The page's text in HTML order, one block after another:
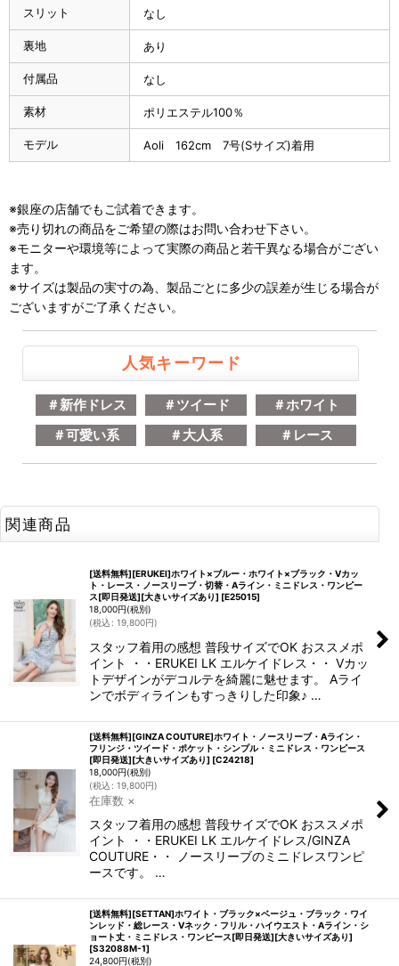
スリット なし
裏地 あり
付属品 なし
素材 ポリエステル100％
モデル Aoli 162cm 7号(Sサイズ)着用
※銀座の店舗でもご試着できます。
※売り切れの商品をご希望の際はお問い合わせ下さい。
※モニターや環境等によって実際の商品と若干異なる場合がござい
ます。
※サイズは製品の実寸の為、製品ごとに多少の誤差が生じる場合が
ございますがご了承ください。
人気キーワード
＃新作ドレス ＃ツイード
＃ホワイト
＃可愛い系
＃大人系 ＃レース
関連商品
[送料無料][ERUKEI]ホワイト×ブルー・ホワイト×ブラック・Vカッ
ト・レース・ノースリーブ・切替・Aライン・ミニドレス・ワンピー
ス[即日発送][大きいサイズあり] [E25015]
18,000円(税別)
(税込 : 19,800円)
スタッフ着用の感想 普段サイズでOK おススメポ
イント ・・ERUKEI LK エルケイドレス・・ Vカッ
トデザインがデコルテを綺麗に魅せます。 Aライ
ンでボディラインもすっきりした印象♪ …
[送料無料][GINZA COUTURE]ホワイト・ノースリーブ・Aライン・
フリンジ・ツイード・ポケット・シンプル・ミニドレス・ワンピース
[即日発送][大きいサイズあり] [C24218]
18,000円(税別)
(税込 : 19,800円)
在庫数 ×
スタッフ着用の感想 普段サイズでOK おススメポ
イント ・・ERUKEI LK エルケイドレス/GINZA
COUTURE・・ ノースリーブのミニドレスワンピ
ースです。 …
[送料無料][SETTAN]ホワイト・ブラック×ベージュ・ブラック・ワイ
ンレッド・総レース・Vネック・フリル・ハイウエスト・Aライン・シ
ョート丈・ミニドレス・ワンピース[即日発送][大きいサイズあり]
[S32088M-1]
24,800円(税別)